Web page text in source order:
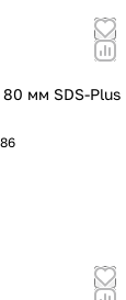
мм SDS-Plus